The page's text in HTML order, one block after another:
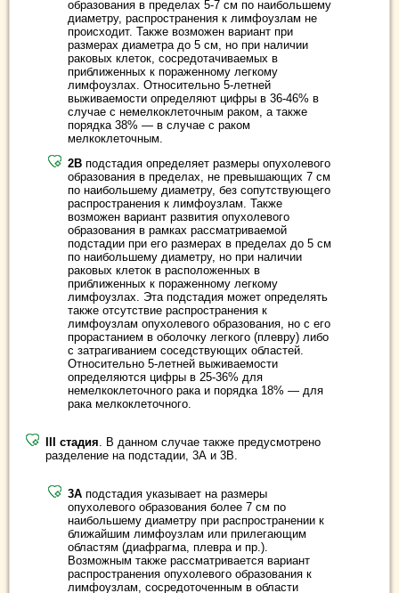
образования в пределах 5-7 см по наибольшему
диаметру, распространения к лимфоузлам не
происходит. Также возможен вариант при
размерах диаметра до 5 см, но при наличии
раковых клеток, сосредотачиваемых в
приближенных к пораженному легкому
лимфоузлах. Относительно 5-летней
выживаемости определяют цифры в 36-46% в
случае с немелкоклеточным раком, а также
порядка 38% — в случае с раком
мелкоклеточным.
2В подстадия определяет размеры опухолевого
образования в пределах, не превышающих 7 см
по наибольшему диаметру, без сопутствующего
распространения к лимфоузлам. Также
возможен вариант развития опухолевого
образования в рамках рассматриваемой
подстадии при его размерах в пределах до 5 см
по наибольшему диаметру, но при наличии
раковых клеток в расположенных в
приближенных к пораженному легкому
лимфоузлах. Эта подстадия может определять
также отсутствие распространения к
лимфоузлам опухолевого образования, но с его
прорастанием в оболочку легкого (плевру) либо
с затрагиванием соседствующих областей.
Относительно 5-летней выживаемости
определяются цифры в 25-36% для
немелкоклеточного рака и порядка 18% — для
рака мелкоклеточного.
III стадия. В данном случае также предусмотрено
разделение на подстадии, 3А и 3В.
3А подстадия указывает на размеры
опухолевого образования более 7 см по
наибольшему диаметру при распространении к
ближайшим лимфоузлам или прилегающим
областям (диафрагма, плевра и пр.).
Возможным также рассматривается вариант
распространения опухолевого образования к
лимфоузлам, сосредоточенным в области